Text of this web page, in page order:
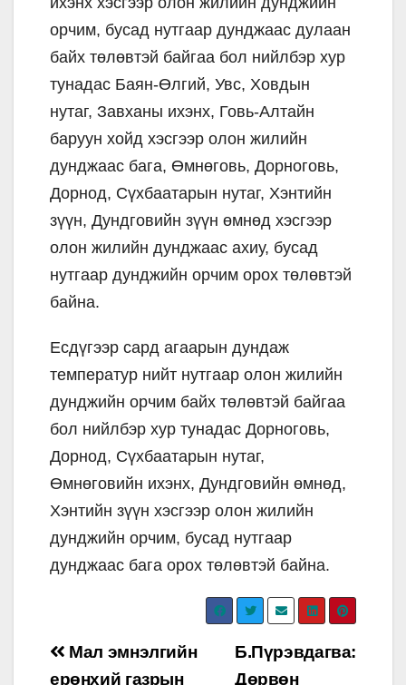
орчим, бусад нутгаар дунджаас дулаан
байх төлөвтэй байгаа бол нийлбэр хур
тунадас Баян-Өлгий, Увс, Ховдын
нутаг, Завханы ихэнх, Говь-Алтайн
баруун хойд хэсгээр олон жилийн
дунджаас бага, Өмнөговь, Дорноговь,
Дорнод, Сүхбаатарын нутаг, Хэнтийн
зүүн, Дундговийн зүүн өмнөд хэсгээр
олон жилийн дунджаас ахиу, бусад
нутгаар дунджийн орчим орох төлөвтэй
байна.
Есдүгээр сард агаарын дундаж
температур нийт нутгаар олон жилийн
дунджийн орчим байх төлөвтэй байгаа
бол нийлбэр хур тунадас Дорноговь,
Дорнод, Сүхбаатарын нутаг,
Өмнөговийн ихэнх, Дундговийн өмнөд,
Хэнтийн зүүн хэсгээр олон жилийн
дунджийн орчим, бусад нутгаар
дунджаас бага орох төлөвтэй байна.
Post
Б.Пүрэвдагва:
Дөрвөн
Мал эмнэлгийн
ерөнхий газрын